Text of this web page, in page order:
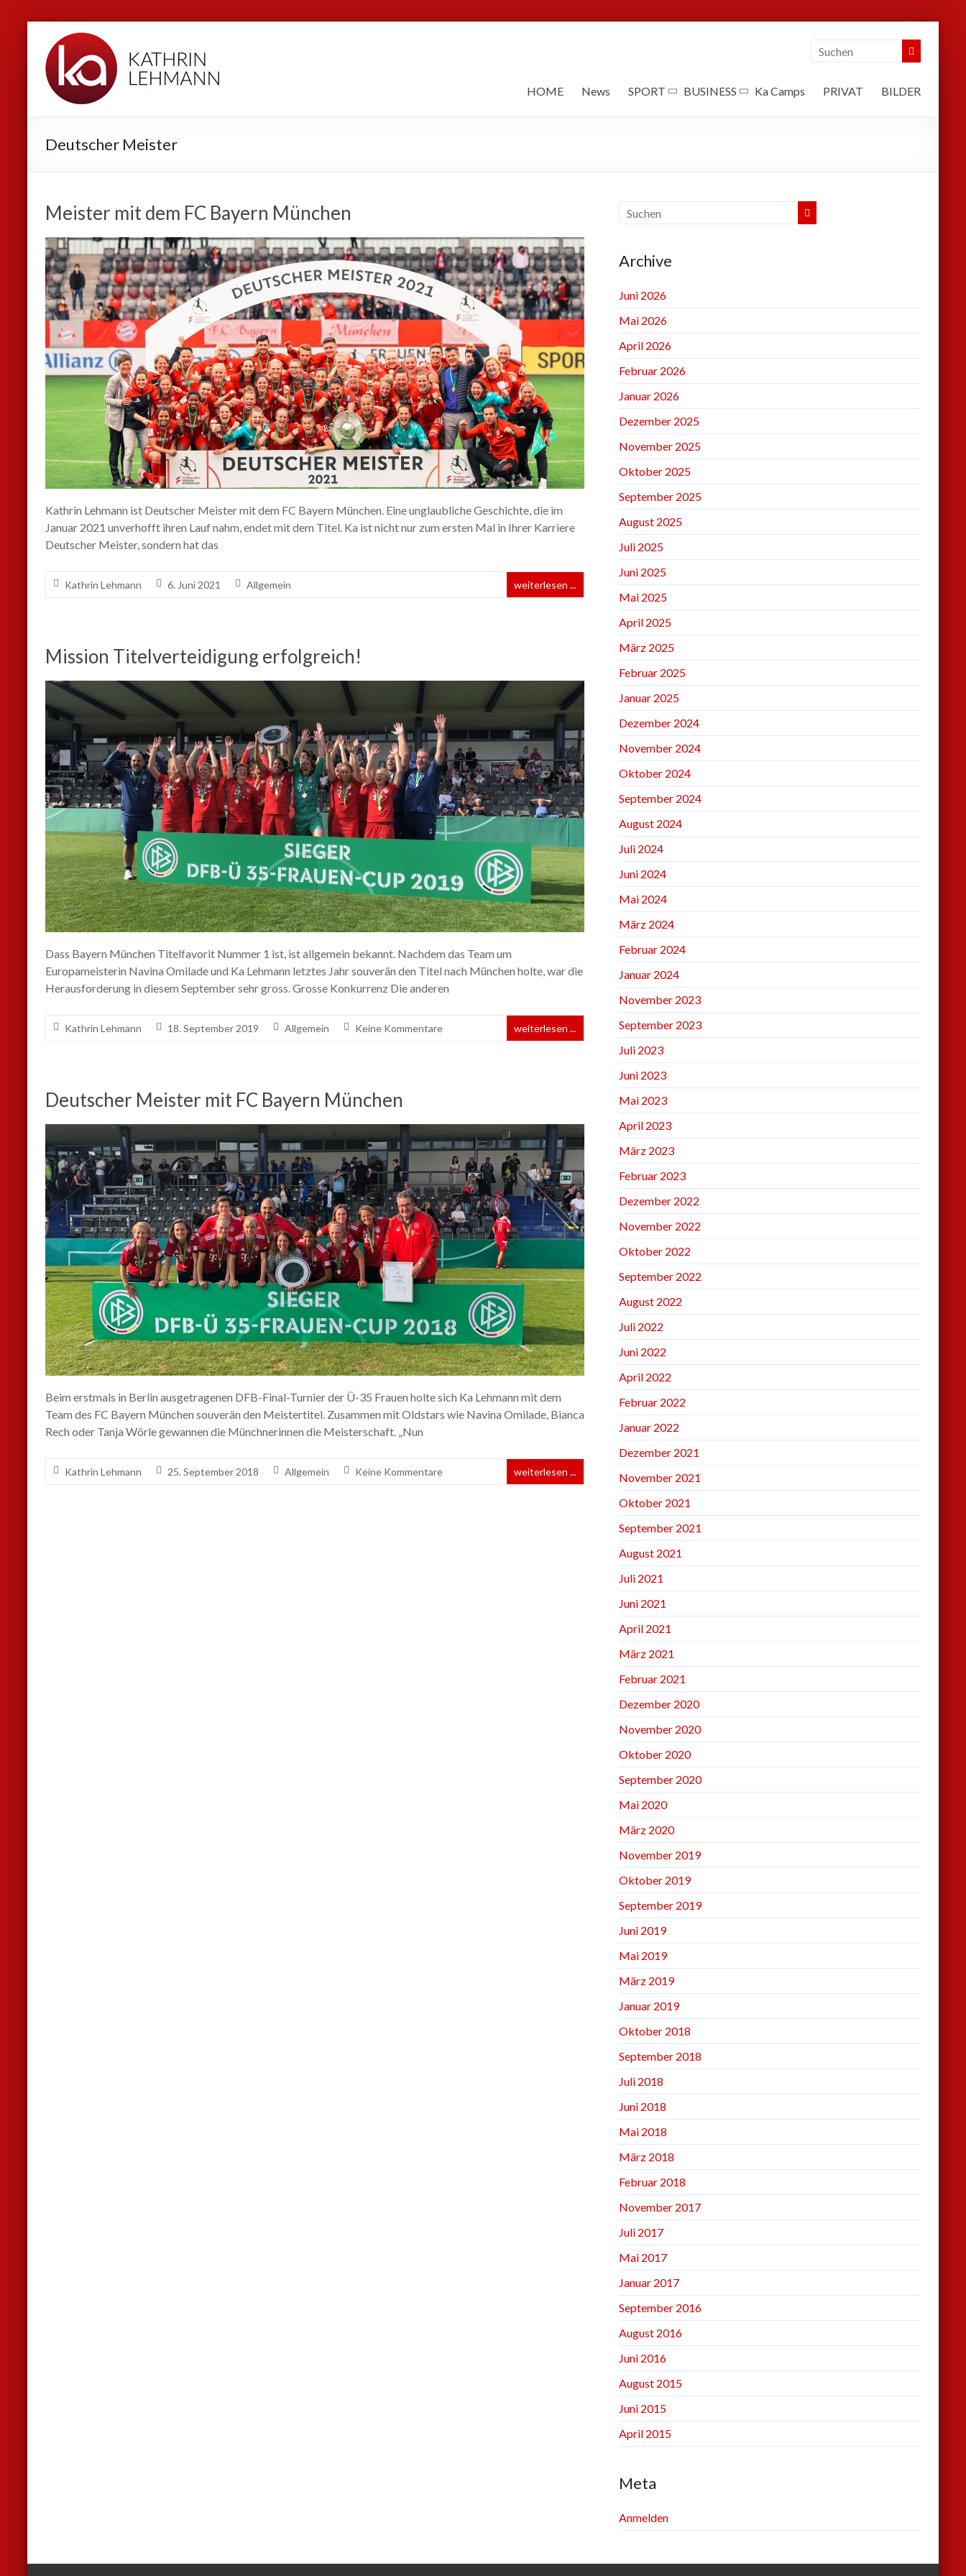
Inhalt
springen
Kathrin
Lehmann
Sport
Business
HOME News SPORT BUSINESS Ka Camps PRIVAT BILDER
Deutscher Meister
Meister mit dem FC Bayern München
Kathrin Lehmann ist Deutscher Meister mit dem FC Bayern München. Eine unglaubliche Geschichte, die im
Januar 2021 unverhofft ihren Lauf nahm, endet mit dem Titel. Ka ist nicht nur zum ersten Mal in Ihrer Karriere
Deutscher Meister, sondern hat das
Kathrin Lehmann 6. Juni 2021 Allgemein weiterlesen ...
Mission Titelverteidigung erfolgreich!
Dass Bayern München Titelfavorit Nummer 1 ist, ist allgemein bekannt. Nachdem das Team um
Europameisterin Navina Omilade und Ka Lehmann letztes Jahr souverän den Titel nach München holte, war die
Herausforderung in diesem September sehr gross. Grosse Konkurrenz Die anderen
Kathrin Lehmann 18. September 2019 Allgemein Keine Kommentare weiterlesen ...
Deutscher Meister mit FC Bayern München
Beim erstmals in Berlin ausgetragenen DFB-Final-Turnier der Ü-35 Frauen holte sich Ka Lehmann mit dem
Team des FC Bayern München souverän den Meistertitel. Zusammen mit Oldstars wie Navina Omilade, Bianca
Rech oder Tanja Wörle gewannen die Münchnerinnen die Meisterschaft. „Nun
Kathrin Lehmann 25. September 2018 Allgemein Keine Kommentare weiterlesen ...
Archive
Juni 2026
Mai 2026
April 2026
Februar 2026
Januar 2026
Dezember 2025
November 2025
Oktober 2025
September 2025
August 2025
Juli 2025
Juni 2025
Mai 2025
April 2025
März 2025
Februar 2025
Januar 2025
Dezember 2024
November 2024
Oktober 2024
September 2024
August 2024
Juli 2024
Juni 2024
Mai 2024
März 2024
Februar 2024
Januar 2024
November 2023
September 2023
Juli 2023
Juni 2023
Mai 2023
April 2023
März 2023
Februar 2023
Dezember 2022
November 2022
Oktober 2022
September 2022
August 2022
Juli 2022
Juni 2022
April 2022
Februar 2022
Januar 2022
Dezember 2021
November 2021
Oktober 2021
September 2021
August 2021
Juli 2021
Juni 2021
April 2021
März 2021
Februar 2021
Dezember 2020
November 2020
Oktober 2020
September 2020
Mai 2020
März 2020
November 2019
Oktober 2019
September 2019
Juni 2019
Mai 2019
März 2019
Januar 2019
Oktober 2018
September 2018
Juli 2018
Juni 2018
Mai 2018
März 2018
Februar 2018
November 2017
Juli 2017
Mai 2017
Januar 2017
September 2016
August 2016
Juni 2016
August 2015
Juni 2015
April 2015
Meta
Anmelden